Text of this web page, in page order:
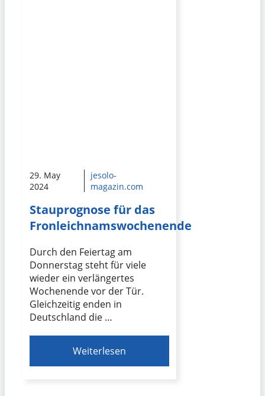
29. May
2024
jesolo-
magazin.com
Stauprognose für das
Fronleichnamswochenende
Durch den Feiertag am
Donnerstag steht für viele
wieder ein verlängertes
Wochenende vor der Tür.
Gleichzeitig enden in
Deutschland die …
Weiterlesen